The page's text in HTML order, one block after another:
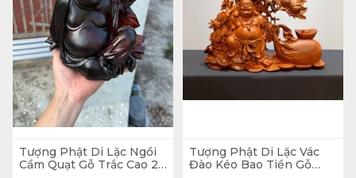
Tượng Phật Di Lặc Ngồi
Cầm Quạt Gỗ Trắc Cao 20
Tượng Phật Di Lặc Vác
Đào Kéo Bao Tiền Gỗ